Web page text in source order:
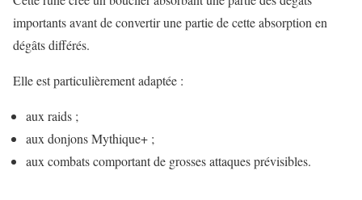
importants avant de convertir une partie de cette absorption en
dégâts différés.
Elle est particulièrement adaptée :
aux raids ;
aux donjons Mythique+ ;
aux combats comportant de grosses attaques prévisibles.